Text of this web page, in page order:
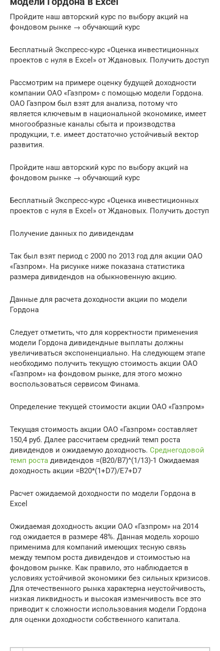
Пройдите наш авторский курс по выбору акций на
фондовом рынке → обучающий курс
Бесплатный Экспресс-курс «Оценка инвестиционных
проектов с нуля в Excel» от Ждановых. Получить доступ
Рассмотрим на примере оценку будущей доходности
компании ОАО «Газпром» с помощью модели Гордона.
ОАО Газпром был взят для анализа, потому что
является ключевым в национальной экономике, имеет
многообразные каналы сбыта и производства
продукции, т.е. имеет достаточно устойчивый вектор
развития.
Пройдите наш авторский курс по выбору акций на
фондовом рынке → обучающий курс
Бесплатный Экспресс-курс «Оценка инвестиционных
проектов с нуля в Excel» от Ждановых. Получить доступ
Получение данных по дивидендам
Так был взят период с 2000 по 2013 год для акции ОАО
«Газпром». На рисунке ниже показана статистика
размера дивидендов на обыкновенную акцию.
Данные для расчета доходности акции по модели
Гордона
Следует отметить, что для корректности применения
модели Гордона дивидендные выплаты должны
увеличиваться экспоненциально. На следующем этапе
необходимо получить текущую стоимость акции ОАО
«Газпром» на фондовом рынке, для этого можно
воспользоваться сервисом Финама.
Определение текущей стоимости акции ОАО «Газпром»
Текущая стоимость акции ОАО «Газпром» составляет
150,4 руб. Далее рассчитаем средний темп роста
дивидендов и ожидаемую доходность. Среднегодовой
темп роста дивидендов =(B20/B7)^(1/13)-1 Ожидаемая
доходность акции =B20*(1+D7)/E7+D7
Расчет ожидаемой доходности по модели Гордона в
Excel
Ожидаемая доходность акции ОАО «Газпром» на 2014
год ожидается в размере 48%. Данная модель хорошо
применима для компаний имеющих тесную связь
между темпом роста дивидендов и стоимостью на
фондовом рынке. Как правило, это наблюдается в
условиях устойчивой экономики без сильных кризисов.
Для отечественного рынка характерна неустойчивость,
низкая ликвидность и высокая изменчивость все это
приводит к сложности использования модели Гордона
для оценки доходности собственного капитала.